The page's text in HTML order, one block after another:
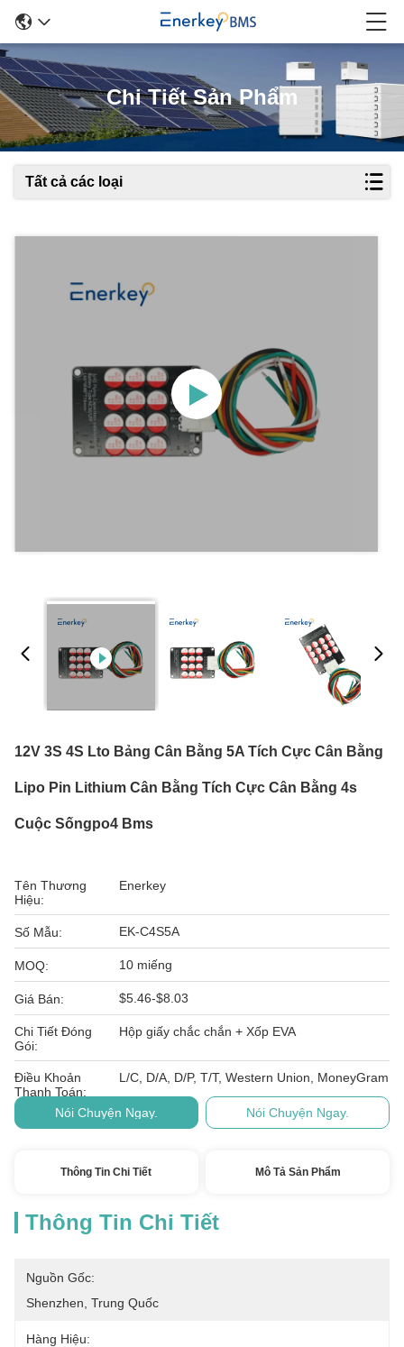
Chi Tiết Sản Phẩm
Tất cả các loại
12V 3S 4S Lto Bảng Cân Bằng 5A Tích Cực Cân Bằng
Lipo Pin Lithium Cân Bằng Tích Cực Cân Bằng 4s
Cuộc Sốngpo4 Bms
Tên Thương
Hiệu:
Enerkey
Số Mẫu: EK-C4S5A
MOQ: 10 miếng
Giá Bán: $5.46-$8.03
Chi Tiết Đóng
Gói:
Hộp giấy chắc chắn + Xốp EVA
Điều Khoản
Thanh Toán:
L/C, D/A, D/P, T/T, Western Union, MoneyGram
Nói Chuyện Ngay. Nói Chuyện Ngay.
Thông Tin Chi Tiết Mô Tả Sản Phẩm
Thông Tin Chi Tiết
Nguồn Gốc:
Shenzhen, Trung Quốc
Hàng Hiệu: